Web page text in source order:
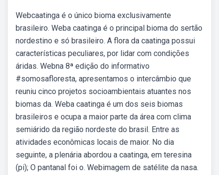
Webcaatinga é o único bioma exclusivamente
brasileiro. Weba caatinga é o principal bioma do sertão
nordestino e só brasileiro. A flora da caatinga possui
características peculiares, por lidar com condições
áridas. Webna 8ª edição do informativo
#somosafloresta, apresentamos o intercâmbio que
reuniu cinco projetos socioambientais atuantes nos
biomas da. Weba caatinga é um dos seis biomas
brasileiros e ocupa a maior parte da área com clima
semiárido da região nordeste do brasil. Entre as
atividades econômicas locais de maior. No dia
seguinte, a plenária abordou a caatinga, em teresina
(pi); O pantanal foi o. Webimagem de satélite da nasa.